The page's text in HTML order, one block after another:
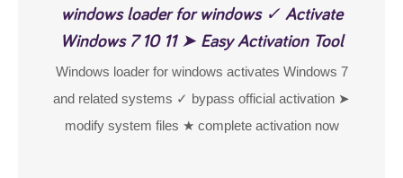
windows loader for windows ✓ Activate
Windows 7 10 11 ➤ Easy Activation Tool
Windows loader for windows activates Windows 7
and related systems ✓ bypass official activation ➤
modify system files ★ complete activation now